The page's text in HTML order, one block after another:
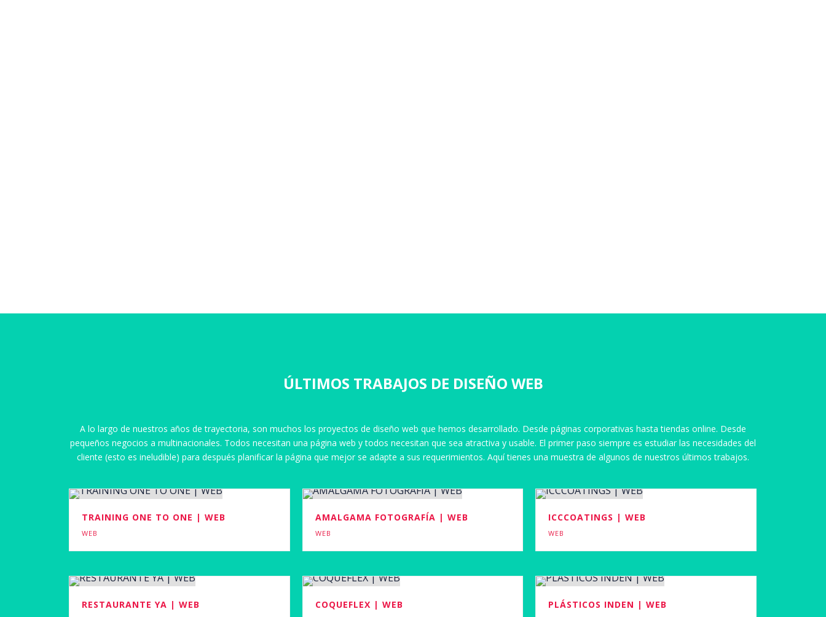
ÚLTIMOS TRABAJOS DE DISEÑO WEB
A lo largo de nuestros años de trayectoria, son muchos los proyectos de diseño web que hemos desarrollado. Desde páginas corporativas hasta tiendas online. Desde
pequeños negocios a multinacionales. Todos necesitan una página web y todos necesitan que sea atractiva y usable. El primer paso siempre es estudiar las necesidades del
cliente (esto es ineludible) para después planificar la página que mejor se adapte a sus requerimientos. Aquí tienes una muestra de algunos de nuestros últimos trabajos.
TRAINING ONE TO ONE | WEB
WEB
AMALGAMA FOTOGRAFÍA | WEB
WEB
ICCCOATINGS | WEB
WEB
RESTAURANTE YA | WEB COQUEFLEX | WEB PLÁSTICOS INDEN | WEB